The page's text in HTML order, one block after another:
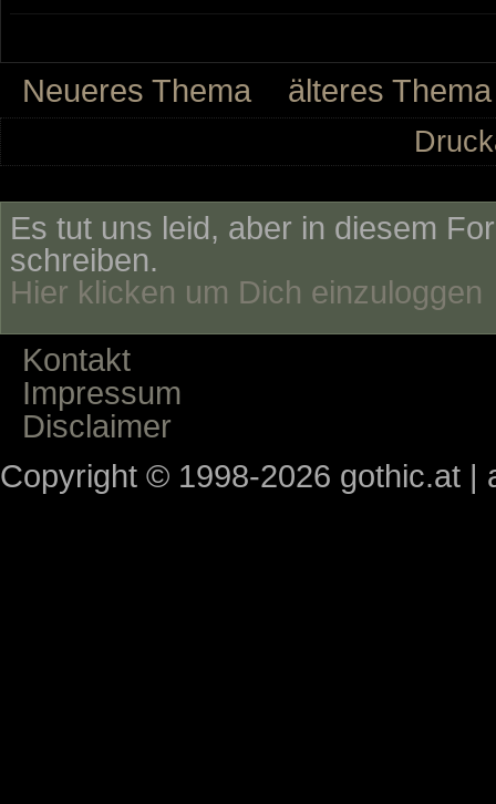
Neueres Thema älteres Thema
Es tut uns leid, aber in diesem
schreiben.
Hier klicken um Dich einzuloggen
Kontakt
Impressum
Disclaimer
Copyright © 1998-2026 gothic.at |